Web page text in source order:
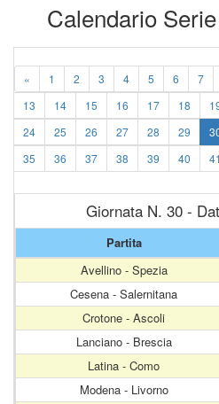
Calendario
« 1 2 3 4 5 6 7
13
14 15 16 17 18
24
25 26 27 28 29
35
36 37 38 39 40 41
Giornata N. 30 -
Partita
Avellino - Spezia
Cesena - Salernitana
Crotone - Ascoli
Lanciano - Brescia
Latina - Como
Modena - Livorno